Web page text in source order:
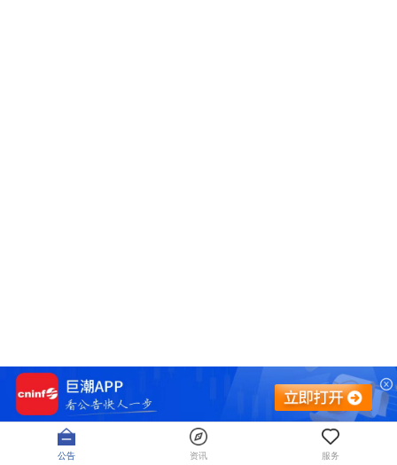
公告 资讯 服务